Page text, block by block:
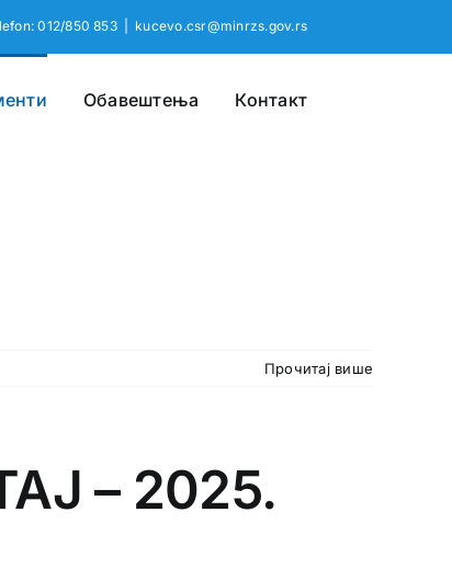
012/850 853 kucevo.csr@minrzs.gov.rs
Обавештења Контакт
Прочитај више
– 2025.